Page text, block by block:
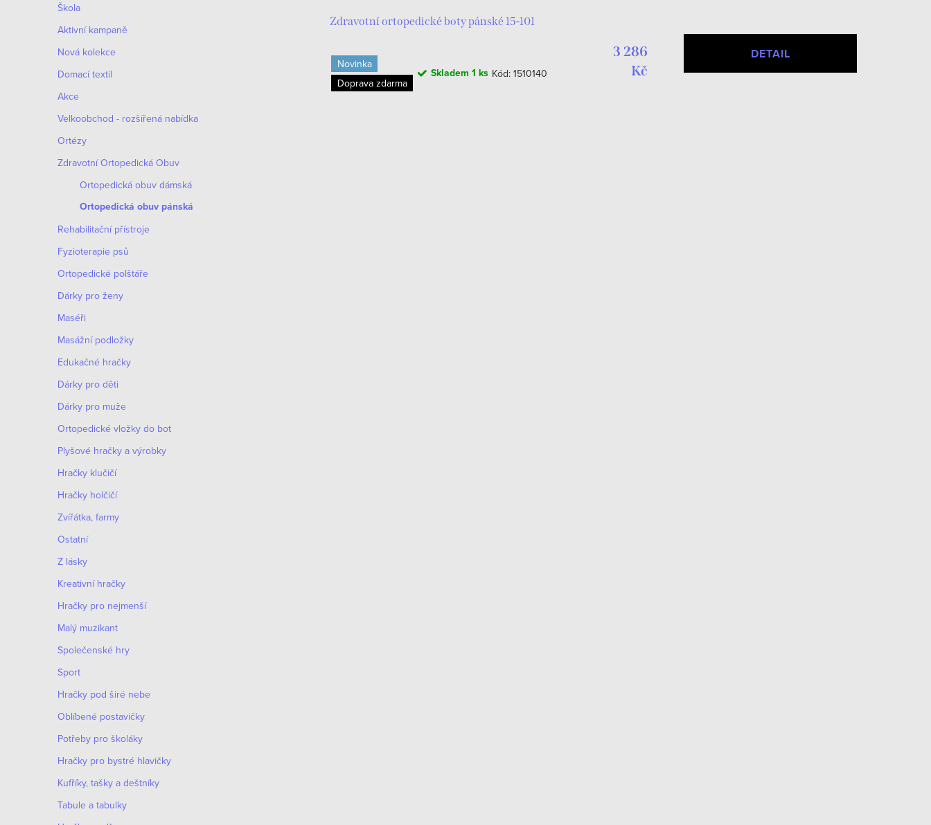
Škola
Aktivní kampaně
Nová kolekce
Domací textil
Akce
Velkoobchod - rozšířená nabídka
Ortézy
Zdravotní Ortopedická Obuv
Ortopedická obuv dámská
Ortopedická obuv pánská
Rehabilitační přístroje
Fyzioterapie psů
Ortopedické polštáře
Dárky pro ženy
Maséři
Masážní podložky
Edukačné hračky
Dárky pro děti
Dárky pro muže
Оrtopedické vložky do bot
Plyšové hračky a výrobky
Hračky klučičí
Hračky holčičí
Zvířátka, farmy
Ostatní
Z lásky
Kreativní hračky
Hračky pro nejmenší
Malý muzikant
Společenské hry
Sport
Hračky pod širé nebe
Oblíbené postavičky
Potřeby pro školáky
Hračky pro bystré hlavičky
Kufříky, tašky a deštníky
Tabule a tabulky
Zdravotní ortopedické boty pánské 15-101
Novinka
Doprava zdarma
Skladem 1 ks Kód: 1510140
3 286
Kč
DETAIL